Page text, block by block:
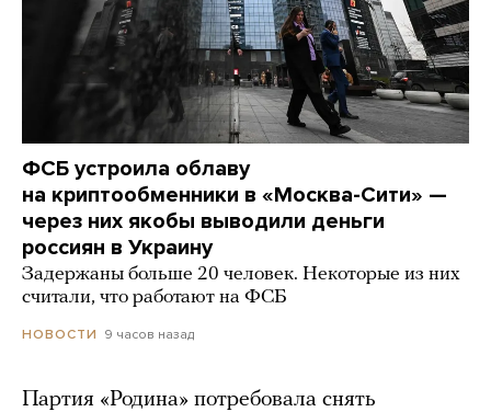
ФСБ устроила облаву
на криптообменники в «Москва-Сити» —
через них якобы выводили деньги
россиян в Украину
Задержаны больше 20 человек. Некоторые из них
считали, что работают на ФСБ
НОВОСТИ 9 часов назад
Партия «Родина» потребовала снять